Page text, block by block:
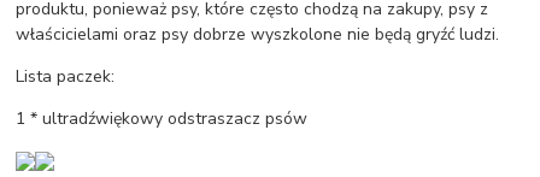
produktu, ponieważ psy, które często chodzą na zakupy, psy z
właścicielami oraz psy dobrze wyszkolone nie będą gryźć ludzi.
Lista paczek:
1 * ultradźwiękowy odstraszacz psów